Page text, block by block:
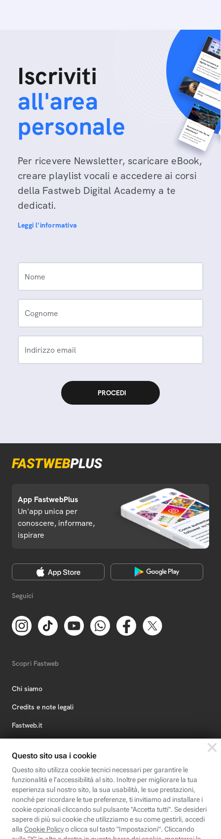
Iscriviti
all'area
personale
Per ricevere Newsletter, scaricare eBook,
creare playlist vocali e accedere ai corsi
della Fastweb Digital Academy a te
dedicati.
Leggi l'informativa
Nome
Cognome
Indirizzo email
App FastwebPlus
Un'app unica per
conoscere, informare,
ispirare
Seguici
Scopri Fastweb
Chi siamo
Credits e note legali
Fastweb.it
Fastweb Digital Academy
STEP FuturAbility District